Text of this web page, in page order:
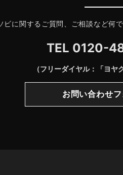
ビに関するご質問、ご相談など何
TEL 0120-
（フリーダイヤル：「ヨヤ
お問い合わせ